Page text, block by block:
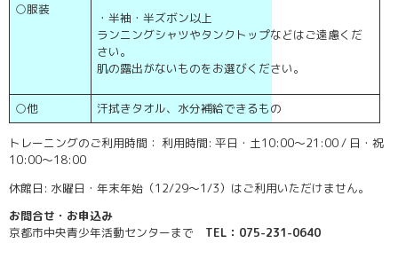
○服装
・半袖・半ズボン以上
ランニングシャツやタンクトップなどはご遠慮くだ
さい。
肌の露出がないものをお選びください。
○他 汗拭きタオル、水分補給できるもの
トレーニングのご利用時間： 利用時間: 平日・土10:00～21:00 / 日・祝
10:00～18:00
休館日: 水曜日・年末年始（12/29～1/3）はご利用いただけません。
お問合せ・お申込み
京都市中央青少年活動センターまで TEL：075-231-0640